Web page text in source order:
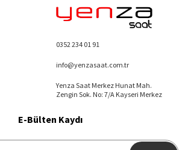
0352 234 01 91
info@yenzasaat.com.tr
Yenza Saat Merkez Hunat Mah.
Zengin Sok. No: 7/A Kayseri Merkez
E-Bülten Kaydı